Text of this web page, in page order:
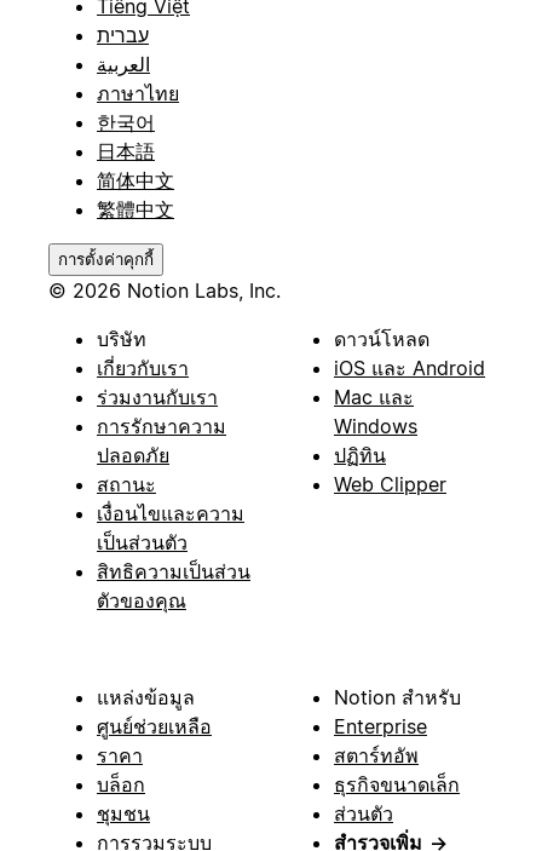
Tiếng Việt
עברית
العربية
ภาษาไทย
한국어
日本語
简体中文
繁體中文
การตั้งค่าคุกกี้
© 2026 Notion Labs, Inc.
บริษัท
เกี่ยวกับเรา
ร่วมงานกับเรา
การรักษาความ
ปลอดภัย
สถานะ
เงื่อนไขและความ
เป็นส่วนตัว
สิทธิความเป็นส่วน
ตัวของคุณ
ดาวน์โหลด
iOS และ Android
Mac และ
Windows
ปฏิทิน
Web Clipper
แหล่งข้อมูล
ศูนย์ช่วยเหลือ
ราคา
บล็อก
ชุมชน
การรวมระบบ
Notion สำหรับ
Enterprise
สตาร์ทอัพ
ธุรกิจขนาดเล็ก
ส่วนตัว
สำรวจเพิ่ม →